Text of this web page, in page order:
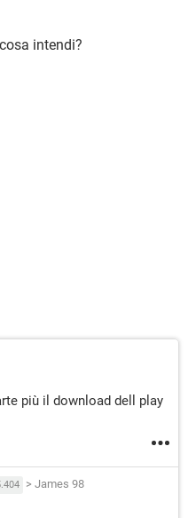
intendi?
più il download dell play
> James 98